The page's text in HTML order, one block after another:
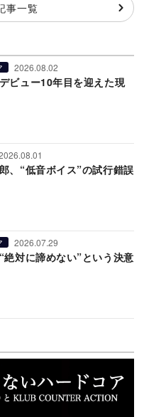
事一覧
2026.08.02
ビュー10年目を迎えた現
、“低音ボイス”の試行錯誤
2026.07.29
絶対に諦めない”という決意